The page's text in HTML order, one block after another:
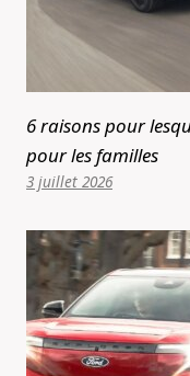
6 raisons pour
pour les familles
3 juillet 2026